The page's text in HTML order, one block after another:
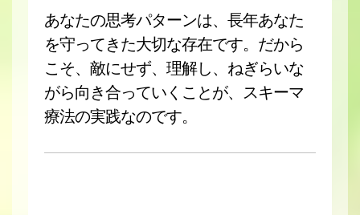
あなたの思考パターンは、長年あなた
を守ってきた大切な存在です。だから
こそ、敵にせず、理解し、ねぎらいな
がら向き合っていくことが、スキーマ
療法の実践なのです。